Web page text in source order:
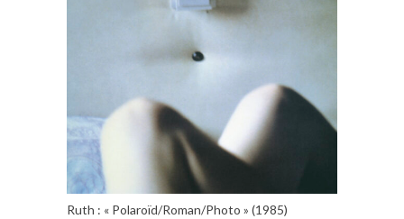
Ruth : « Polaroïd/Roman/Photo » (1985)